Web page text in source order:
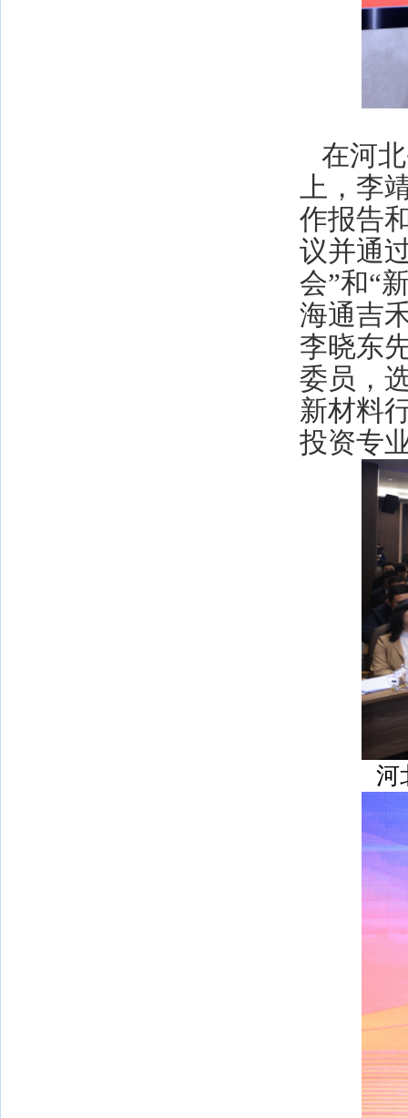
在河
上，李
作报告
议并通
会”和“
海通吉
李晓东
委员，
新材料
投资专
河